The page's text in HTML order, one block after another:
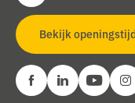
Bekijk